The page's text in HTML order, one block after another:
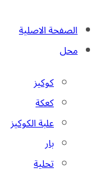
الصفحة الاصلية
محل
كوكيز
كعكة
علبة الكوكيز
بار
تحلية